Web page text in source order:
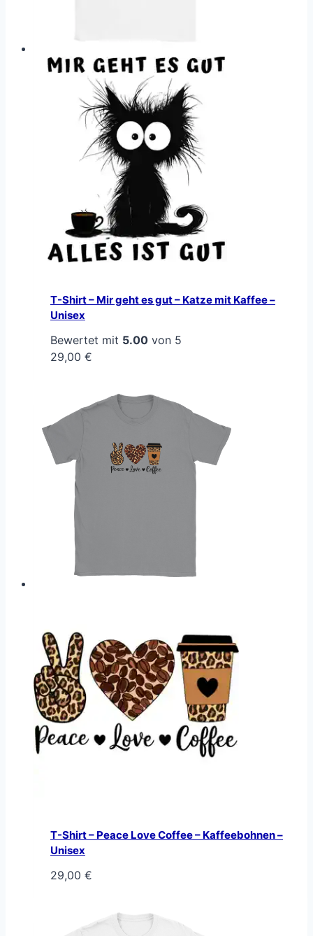
T-Shirt – Mir geht es gut – Katze mit Kaffee –
Unisex
Bewertet mit 5.00 von 5
29,00 €
T-Shirt – Peace Love Coffee – Kaffeebohnen –
Unisex
29,00 €